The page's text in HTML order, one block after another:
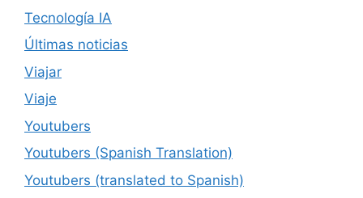
Tecnología IA
Últimas noticias
Viajar
Viaje
Youtubers
Youtubers (Spanish Translation)
Youtubers (translated to Spanish)